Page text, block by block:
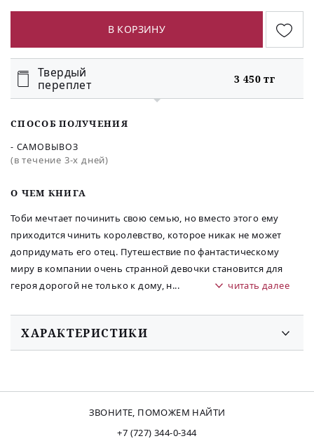
O ЧЕМ КНИГА
Тоби мечтает починить свою семью, но вместо этого ему
приходится чинить королевство, которое никак не может
допридумать его отец. Путешествие по фантастическому
миру в компании очень странной девочки становится для
героя дорогой не только к дому, н... читать далее
В КОРЗИНУ
Твердый
переплет
3 450 тг
СПОСОБ ПОЛУЧЕНИЯ
- САМОВЫВОЗ
(в течение 3-х дней)
ХАРАКТЕРИСТИКИ
ЗВОНИТЕ, ПОМОЖЕМ НАЙТИ
+7 (727) 344-0-344